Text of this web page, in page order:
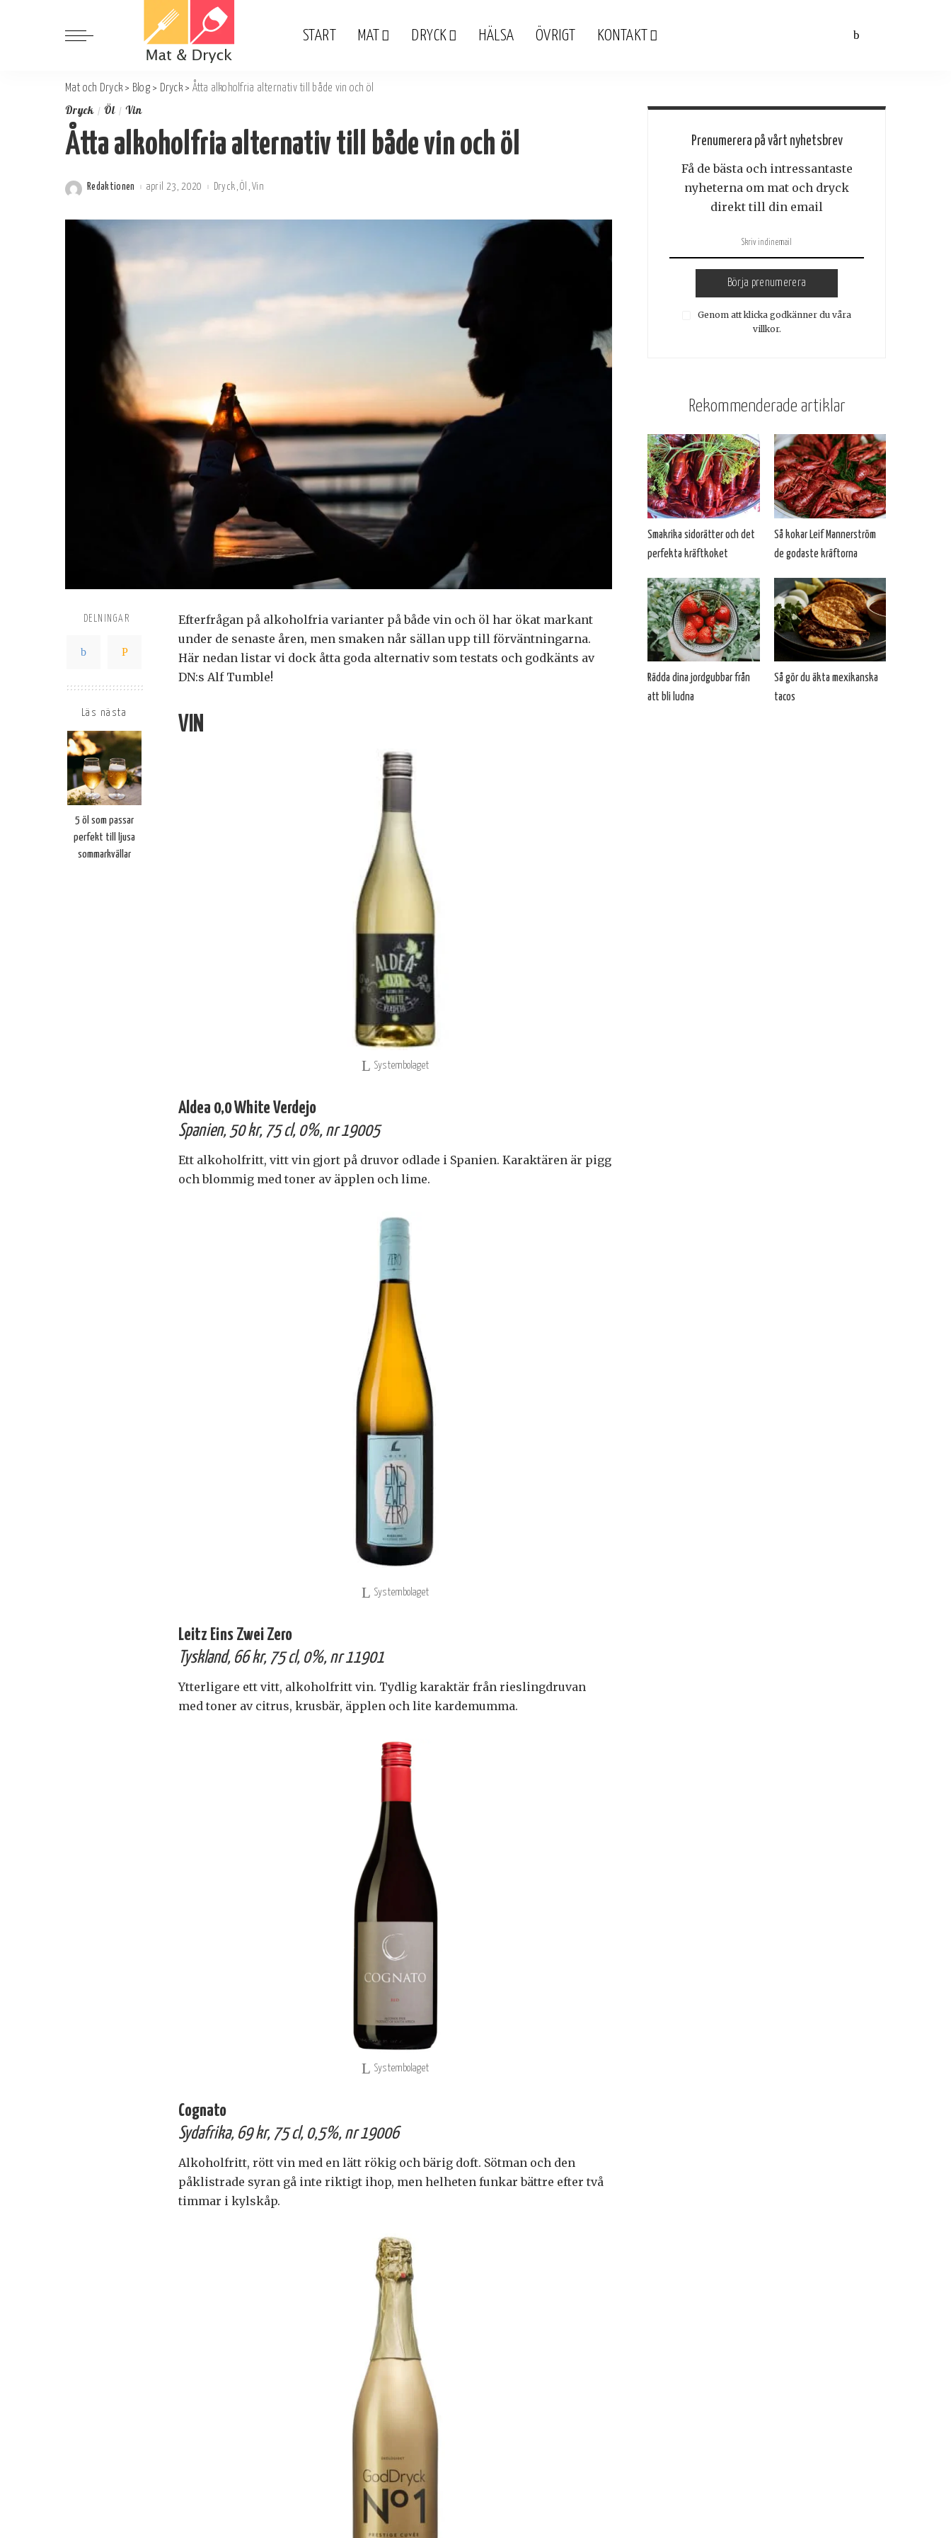
START MAT DRYCK HÄLSA ÖVRIGT KONTAKT
Mat och Dryck > Blog> Dryck> Åtta alkoholfria alternativ till både vin och öl
Dryck Öl Vin
Åtta alkoholfria alternativ till både vin och öl
Postat
Redaktionen april 23, 2020 Dryck Öl Vin
DELNINGAR
Läs nästa
5 öl som passar
perfekt till ljusa
sommarkvällar
Efterfrågan på alkoholfria varianter på både vin och öl har ökat markant
under de senaste åren, men smaken når sällan upp till förväntningarna.
Här nedan listar vi dock åtta goda alternativ som testats och godkänts av
DN:s Alf Tumble!
VIN
Systembolaget
Aldea 0,0 White Verdejo
Spanien, 50 kr, 75 cl, 0%, nr 19005
Ett alkoholfritt, vitt vin gjort på druvor odlade i Spanien. Karaktären är pigg
och blommig med toner av äpplen och lime.
Systembolaget
Leitz Eins Zwei Zero
Tyskland, 66 kr, 75 cl, 0%, nr 11901
Ytterligare ett vitt, alkoholfritt vin. Tydlig karaktär från rieslingdruvan
med toner av citrus, krusbär, äpplen och lite kardemumma.
Systembolaget
Cognato
Sydafrika, 69 kr, 75 cl, 0,5%, nr 19006
Alkoholfritt, rött vin med en lätt rökig och bärig doft. Sötman och den
påklistrade syran gå inte riktigt ihop, men helheten funkar bättre efter två
timmar i kylskåp.
Prenumerera på vårt nyhetsbrev
Få de bästa och intressantaste
nyheterna om mat och dryck
direkt till din email
Börja prenumerera
Genom att klicka godkänner du våra
villkor.
Rekommenderade artiklar
Smakrika sidorätter och det
perfekta kräftkoket
Så kokar Leif Mannerström
de godaste kräftorna
Rädda dina jordgubbar från
att bli ludna
Så gör du äkta mexikanska
tacos